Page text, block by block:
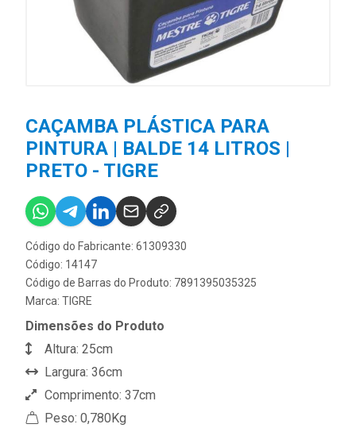
CAÇAMBA PLÁSTICA PARA
PINTURA | BALDE 14 LITROS |
PRETO - TIGRE
Código do Fabricante: 61309330
Código: 14147
Código de Barras do Produto: 7891395035325
Marca: TIGRE
Dimensões do Produto
Altura: 25cm
Largura: 36cm
Comprimento: 37cm
Peso: 0,780Kg